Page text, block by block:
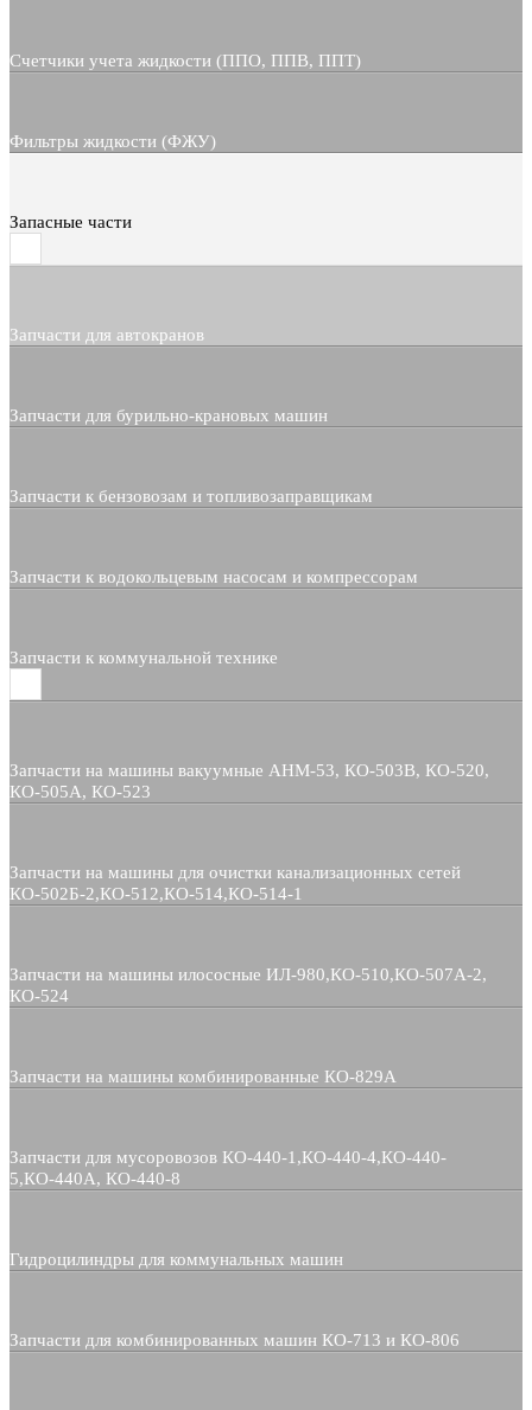
Счетчики учета жидкости (ППО, ППВ, ППТ)
Фильтры жидкости (ФЖУ)
Запасные части
Запчасти для автокранов
Запчасти для бурильно-крановых машин
Запчасти к бензовозам и топливозаправщикам
Запчасти к водокольцевым насосам и компрессорам
Запчасти к коммунальной технике
Запчасти на машины вакуумные АНМ-53, КО-503В, КО-520,
КО-505А, КО-523
Запчасти на машины для очистки канализационных сетей
КО-502Б-2,КО-512,КО-514,КО-514-1
Запчасти на машины илососные ИЛ-980,КО-510,КО-507А-2,
КО-524
Запчасти на машины комбинированные КО-829А
Запчасти для мусоровозов КО-440-1,КО-440-4,КО-440-
5,КО-440А, КО-440-8
Гидроцилиндры для коммунальных машин
Запчасти для комбинированных машин КО-713 и КО-806